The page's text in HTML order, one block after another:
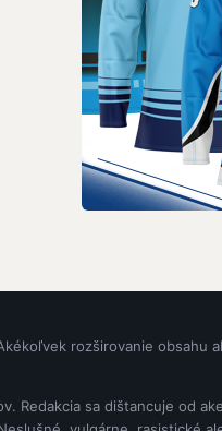
rozširovanie obsahu
Redakcia sa dištancuje od